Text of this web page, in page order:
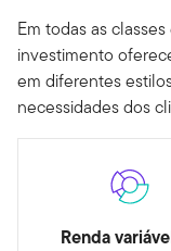
Em todas as
investimento
em diferentes
necessidades dos
Renda